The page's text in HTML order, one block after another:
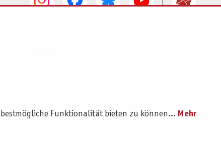
Versand- und Zahlungsbedingungen
bestmögliche Funktionalität bieten zu können... Mehr